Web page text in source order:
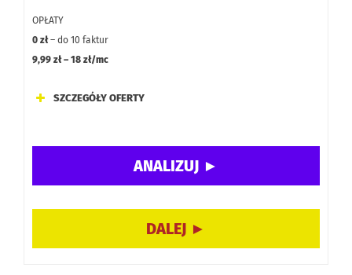
OPŁATY
0 zł– do 10 faktur
9,99 zł – 18 zł/mc
SZCZEGÓŁY OFERTY